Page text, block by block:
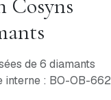
Cosyns
de 6 diamants
interne : BO-OB-662